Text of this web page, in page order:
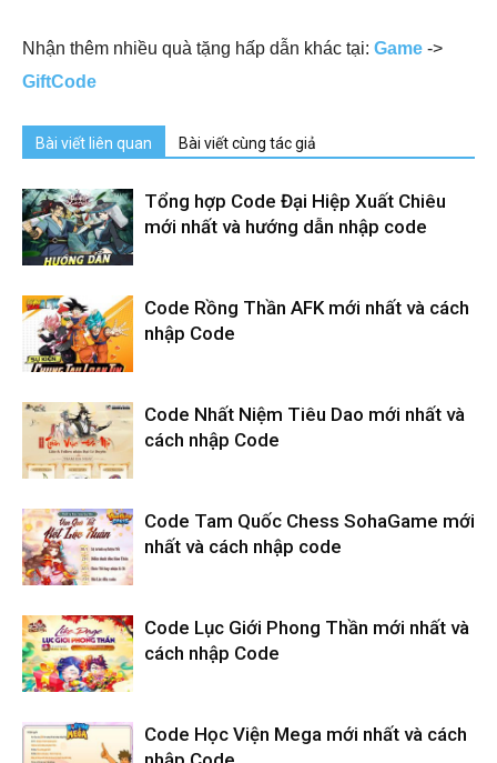
Nhận thêm nhiều quà tặng hấp dẫn khác tại: Game ->
GiftCode
Bài viết liên quan Bài viết cùng tác giả
Tổng hợp Code Đại Hiệp Xuất Chiêu
mới nhất và hướng dẫn nhập code
Code Rồng Thần AFK mới nhất và cách
nhập Code
Code Nhất Niệm Tiêu Dao mới nhất và
cách nhập Code
Code Tam Quốc Chess SohaGame mới
nhất và cách nhập code
Code Lục Giới Phong Thần mới nhất và
cách nhập Code
Code Học Viện Mega mới nhất và cách